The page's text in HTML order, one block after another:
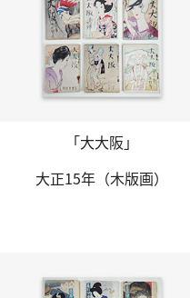
「大大阪」
大正15年 （木版画）